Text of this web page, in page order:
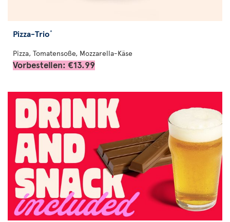
Pizza-Trio*
Pizza, Tomatensoße, Mozzarella-Käse
Vorbestellen: €13.99